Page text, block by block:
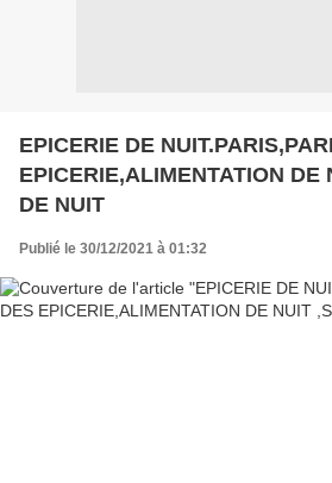
EPICERIE DE
EPICERIE,ALIMENTATION DE NUIT
DE NUIT
Publié le 30/12/2021 à 01:32